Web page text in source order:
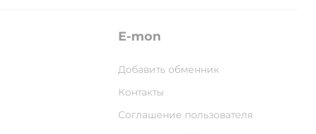
E-mon
Добавить обменник
Контакты
Соглашение пользователя